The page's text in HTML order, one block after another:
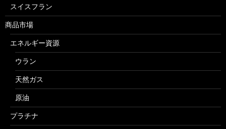
スイスフラン
商品市場
エネルギー資源
ウラン
天然ガス
原油
プラチナ